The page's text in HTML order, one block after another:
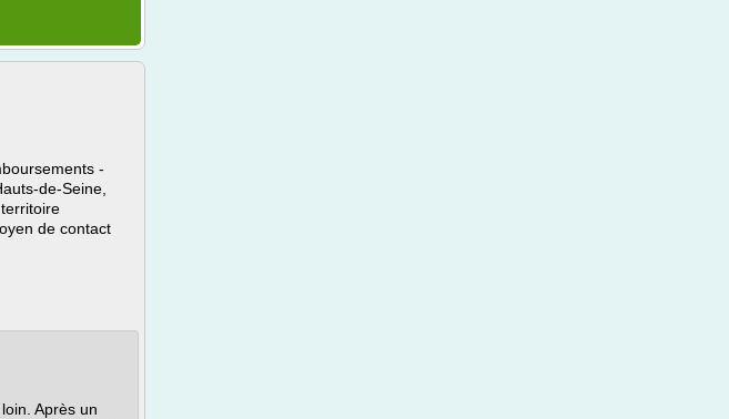
-
de-Seine,
de contact
Après un